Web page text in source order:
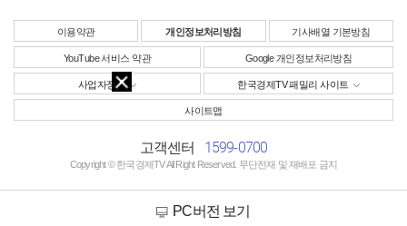
이용약관 개인정보처리방침 기사배열 기본방침
YouTube 서비스 약관 Google 개인정보처리방침
사업자정보 한국경제TV 패밀리 사이트
사이트맵
고객센터 1599-0700
Copyright © 한국경제TV All Right Reserved. 무단전재 및 재배포 금지
PC버전 보기